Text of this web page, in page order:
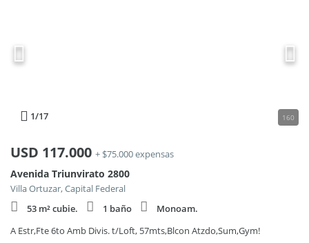
1/17 160
USD 117.000 + $75.000 expensas
Avenida Triunvirato 2800
Villa Ortuzar, Capital Federal
53 m² cubie.
1 baño
Monoam.
A Estr,Fte 6to Amb Divis. t/Loft, 57mts,Blcon Atzdo,Sum,Gym!